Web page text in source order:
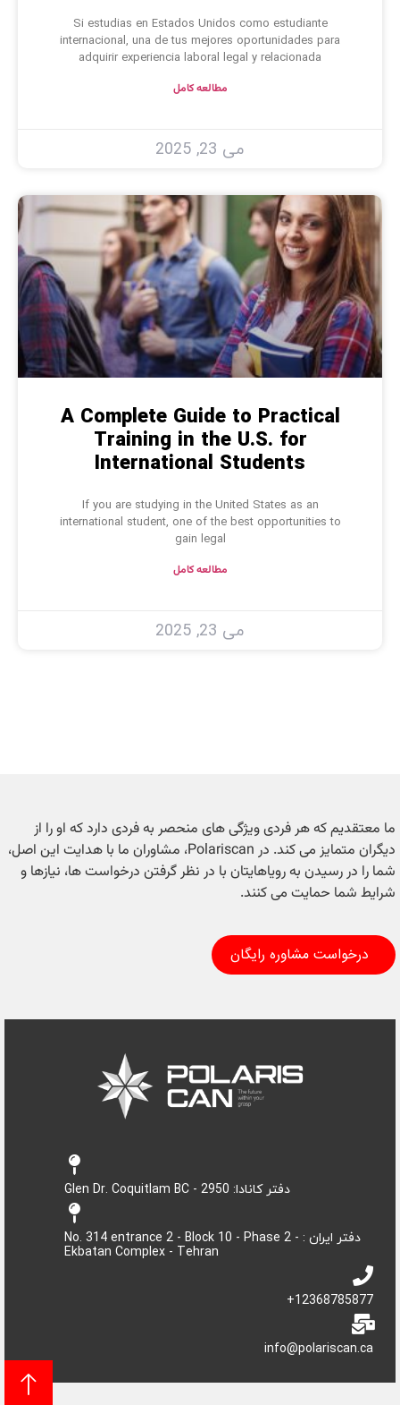
Si estudias en Estados Unidos como estudiante
internacional, una de tus mejores oportunidades para
adquirir experiencia laboral legal y relacionada
مطالعه کامل
می 23, 2025
A Complete Guide to Practical
Training in the U.S. for
International Students
If you are studying in the United States as an
international student, one of the best opportunities to
gain legal
مطالعه کامل
می 23, 2025
ما معتقدیم که هر فردی ویژگی های منحصر به فردی دارد که او را از
دیگران متمایز می کند. در Polariscan، مشاوران ما با هدایت این اصل،
شما را در رسیدن به رویاهایتان با در نظر گرفتن درخواست ها، نیازها و
شرایط شما حمایت می کنند.
درخواست مشاوره رایگان
دفتر کانادا: 2950 - Glen Dr. Coquitlam BC
دفتر ایران : No. 314 entrance 2 - Block 10 - Phase 2 -
Ekbatan Complex - Tehran
12368785877+
info@polariscan.ca